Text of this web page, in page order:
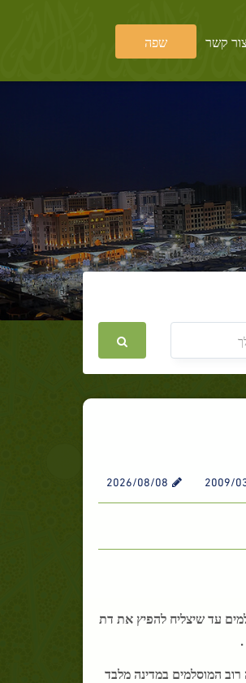
קשר שפה
2009/
2026/08/08
עד שיצליח להפיץ את דת
המוסלמים במדינה מלבד